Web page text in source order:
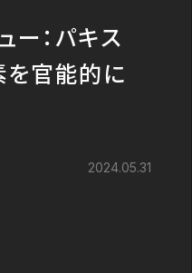
ービス終了
ー：パキス
を官能的に
2024.05.31
ターテイナ
1968年に
盤をリリー
クレイの最
う